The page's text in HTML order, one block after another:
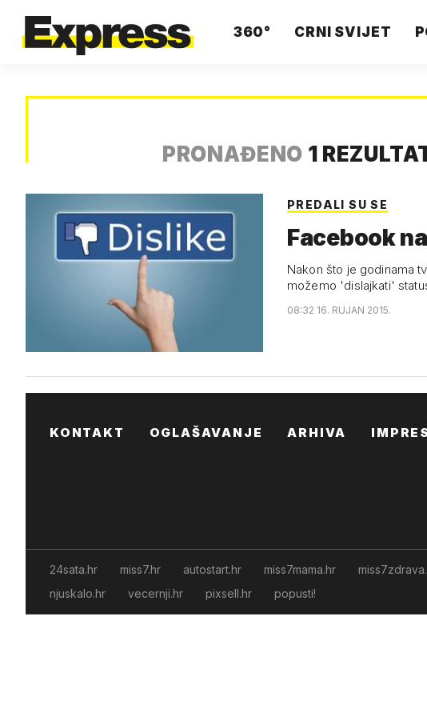
360° CRNI SVIJET
PRONAĐENO 1
PREDALI SU SE
Facebook
Nakon što je godinama
možemo 'dislajkati'
08:32 16. RUJAN 2015.
KONTAKT OGLAŠAVANJE ARHIVA
24sata.hr miss7.hr autostart.hr miss7mama.hr
njuskalo.hr
vecernji.hr pixsell.hr popusti!